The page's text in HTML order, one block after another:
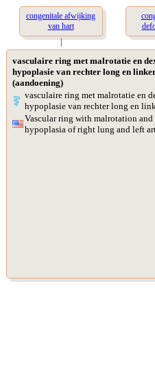
congenitale afwijking
van hart
|
vasculaire ring met malrotatie en
hypoplasie van rechter long en
(aandoening)
vasculaire ring met malrotatie en
hypoplasie van rechter long en
Vascular ring with malrotation
hypoplasia of right lung and left